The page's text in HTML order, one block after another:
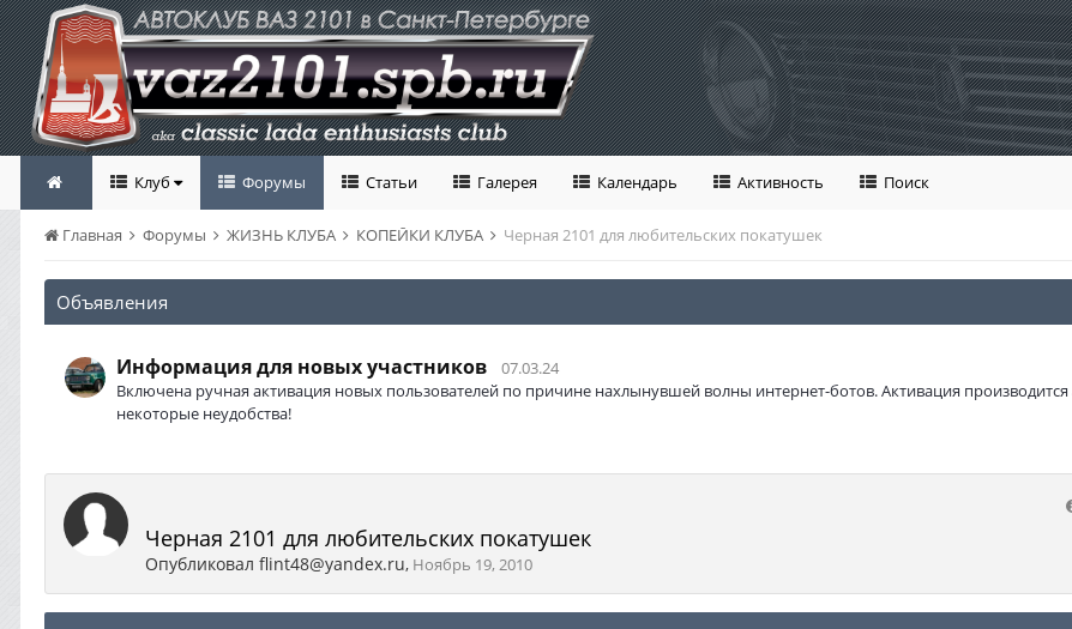
Клуб Форумы Статьи Галерея Календарь Активность Поиск
Главная Форумы ЖИЗНЬ КЛУБА КОПЕЙКИ КЛУБА Черная 2101 для любительских покатушек
Объявления
Информация для новых участников
07.03.24
Включена ручная активация новых пользователей по причине нахлынувшей волны интернет-ботов. Активация
некоторые неудобства!
Черная 2101 для любительских покатушек
Опубликовал flint48@yandex.ru, Ноябрь 19, 2010